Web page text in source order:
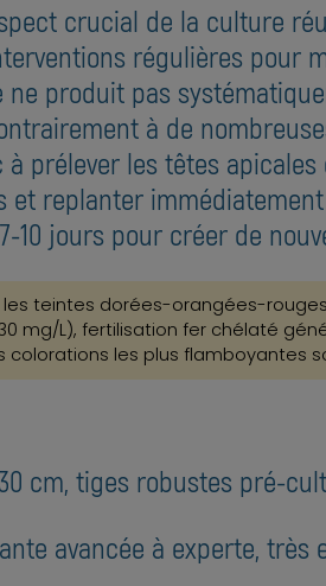
crucial de la culture
régulières pour
produit pas
à de
prélever les têtes
et replanter
jours pour créer de
les teintes dorées-orangées-
mg/L), fertilisation fer chélaté
les plus flamboyantes
cm, tiges robustes pré-
avancée à experte,